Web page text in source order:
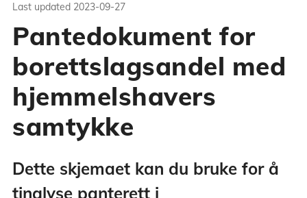
Last updated 2023-09-27
Pantedokument for
borettslagsandel med
hjemmelshavers
samtykke
Dette skjemaet kan du bruke for å
tinglyse panterett i